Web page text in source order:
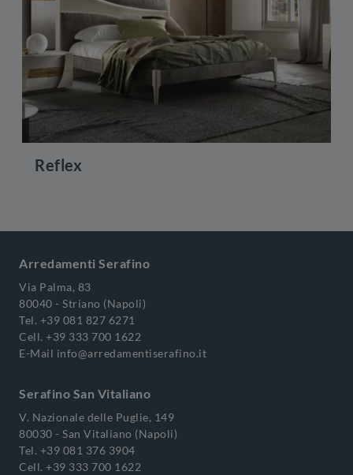
Reflex
Arredamenti Serafino
Via Palma, 83
80040 - Striano (Napoli)
Tel. +39 081 827 6271
Cell. +39 333 700 1622
E-Mail info@arredamentiserafino.it
Serafino San Vitaliano
V. Nazionale delle Puglie, 149
80030 - San Vitaliano (Napoli)
Tel. +39 081 376 3904
Cell. +39 333 700 1622